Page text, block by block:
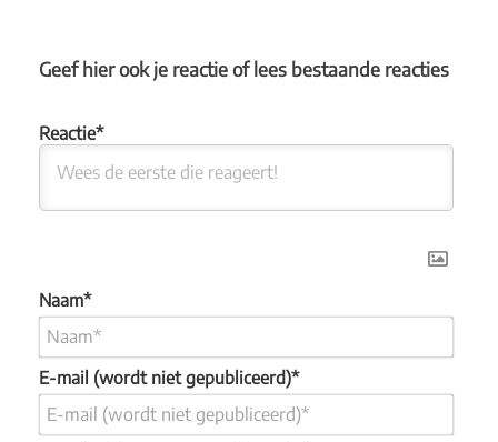
Geef hier ook je reactie of lees bestaande reacties
Naam*
E-mail (wordt niet gepubliceerd)*